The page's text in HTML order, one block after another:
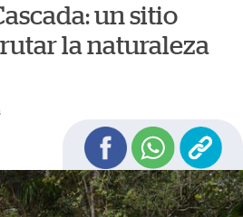
un sitio
la naturaleza